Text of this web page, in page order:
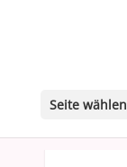
Seite wählen